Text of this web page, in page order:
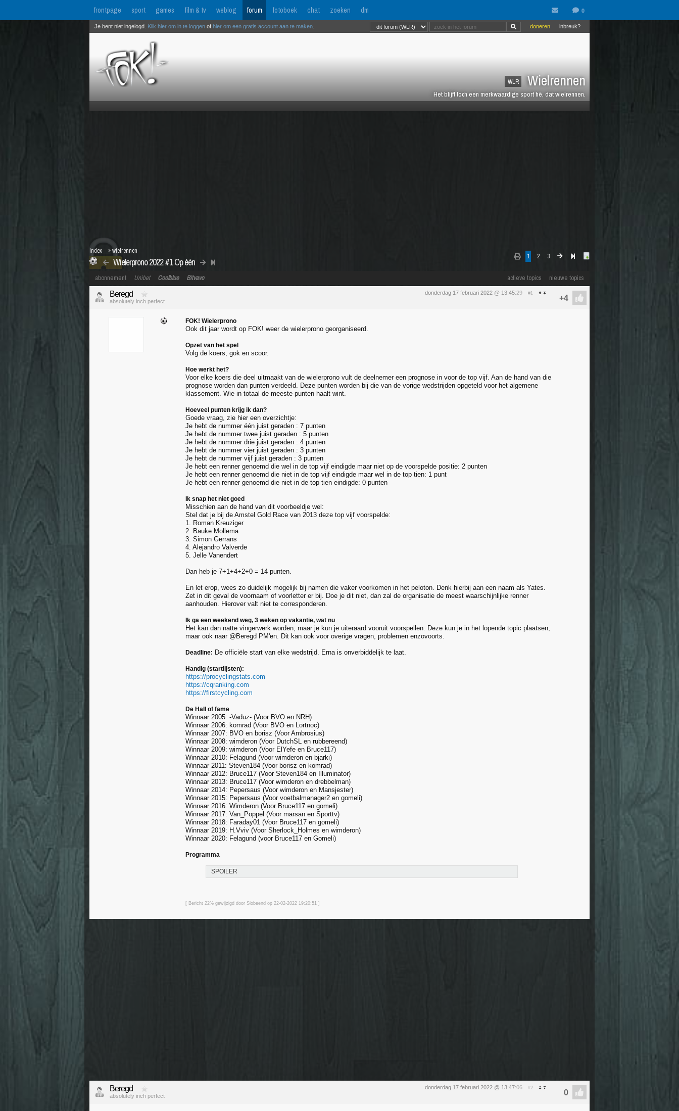
frontpage sport games film & tv weblog forum fotoboek chat zoeken dm
WLR Wielrennen
Het blijft toch een merkwaardige sport hè, dat wielrennen.
inbreuk?
doneren
Je bent niet ingelogd. Klik hier om in te loggen of hier om een gratis account aan te maken
1 2 3
Wielerprono 2022 #1 Op één
Index »wielrennen
actieve topics nieuwe topics
abonnement Unibet Coolblue Bitvavo
donderdag 17 februari 2022 @ 13:45:29 #1
Beregd
absolutely inch perfect
FOK! Wielerprono
Ook dit jaar wordt op FOK! weer de wielerprono georganiseerd.
Opzet van het spel
Volg de koers, gok en scoor.
Hoe werkt het?
Voor elke koers die deel uitmaakt van de wielerprono vult de deelnemer een prognose in voor de top vijf. Aan de hand van die
prognose worden dan punten verdeeld. Deze punten worden bij die van de vorige wedstrijden opgeteld voor het algemene
klassement. Wie in totaal de meeste punten haalt wint.
Hoeveel punten krijg ik dan?
Goede vraag, zie hier een overzichtje:
Je hebt de nummer één juist geraden : 7 punten
Je hebt de nummer twee juist geraden : 5 punten
Je hebt de nummer drie juist geraden : 4 punten
Je hebt de nummer vier juist geraden : 3 punten
Je hebt de nummer vijf juist geraden : 3 punten
Je hebt een renner genoemd die wel in de top vijf eindigde maar niet op de voorspelde positie: 2 punten
Je hebt een renner genoemd die niet in de top vijf eindigde maar wel in de top tien: 1 punt
Je hebt een renner genoemd die niet in de top tien eindigde: 0 punten
Ik snap het niet goed
Misschien aan de hand van dit voorbeeldje wel:
Stel dat je bij de Amstel Gold Race van 2013 deze top vijf voorspelde:
1. Roman Kreuziger
2. Bauke Mollema
3. Simon Gerrans
4. Alejandro Valverde
5. Jelle Vanendert
Dan heb je 7+1+4+2+0 = 14 punten.
En let erop, wees zo duidelijk mogelijk bij namen die vaker voorkomen in het peloton. Denk hierbij aan een naam als Yates.
Zet in dit geval de voornaam of voorletter er bij. Doe je dit niet, dan zal de organisatie de meest waarschijnlijke renner
aanhouden. Hierover valt niet te corresponderen.
Ik ga een weekend weg, 3 weken op vakantie, wat nu
Het kan dan natte vingerwerk worden, maar je kun je uiteraard vooruit voorspellen. Deze kun je in het lopende topic plaatsen,
maar ook naar @Beregd PM'en. Dit kan ook voor overige vragen, problemen enzovoorts.
Deadline: De officiële start van elke wedstrijd. Erna is onverbiddelijk te laat.
Handig (startlijsten):
https://procyclingstats.com
https://cqranking.com
https://firstcycling.com
De Hall of fame
Winnaar 2005: -Vaduz- (Voor BVO en NRH)
Winnaar 2006: komrad (Voor BVO en Lortnoc)
Winnaar 2007: BVO en borisz (Voor Ambrosius)
Winnaar 2008: wimderon (Voor DutchSL en rubbereend)
Winnaar 2009: wimderon (Voor ElYefe en Bruce117)
Winnaar 2010: Felagund (Voor wimderon en bjarki)
Winnaar 2011: Steven184 (Voor borisz en komrad)
Winnaar 2012: Bruce117 (Voor Steven184 en Illuminator)
Winnaar 2013: Bruce117 (Voor wimderon en drebbelman)
Winnaar 2014: Pepersaus (Voor wimderon en Mansjester)
Winnaar 2015: Pepersaus (Voor voetbalmanager2 en gomeli)
Winnaar 2016: Wimderon (Voor Bruce117 en gomeli)
Winnaar 2017: Van_Poppel (Voor marsan en Sporttv)
Winnaar 2018: Faraday01 (Voor Bruce117 en gomeli)
Winnaar 2019: H.Vviv (Voor Sherlock_Holmes en wimderon)
Winnaar 2020: Felagund (voor Bruce117 en Gomeli)
Programma
SPOILER
[ Bericht 22% gewijzigd door Slobeend op 22-02-2022 19:20:51 ]
donderdag 17 februari 2022 @ 13:47:06 #2
Beregd
absolutely inch perfect